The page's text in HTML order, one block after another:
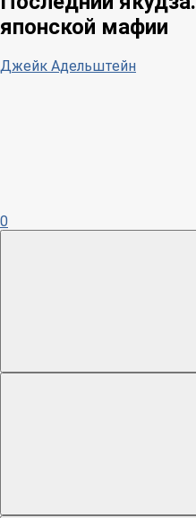
японской мафии
Джейк Адельштейн
0